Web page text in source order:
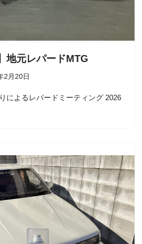
地元レパードMTG
2月20日
によるレパードミーティング 2026